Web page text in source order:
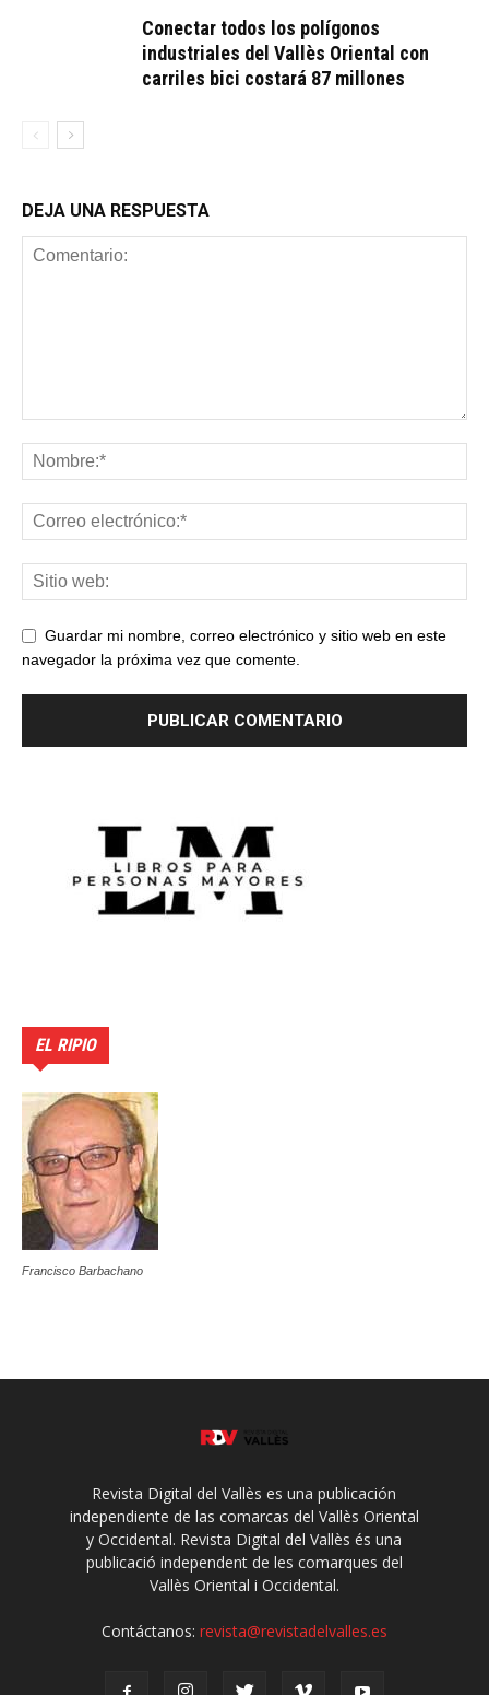
Conectar todos los polígonos
industriales del Vallès Oriental con
carriles bici costará 87 millones
DEJA UNA RESPUESTA
Guardar mi nombre, correo electrónico y sitio web en este
navegador la próxima vez que comente.
EL RIPIO
Francisco Barbachano
Revista Digital del Vallès es una publicación
independiente de las comarcas del Vallès Oriental
y Occidental. Revista Digital del Vallès és una
publicació independent de les comarques del
Vallès Oriental i Occidental.
Contáctanos: revista@revistadelvalles.es